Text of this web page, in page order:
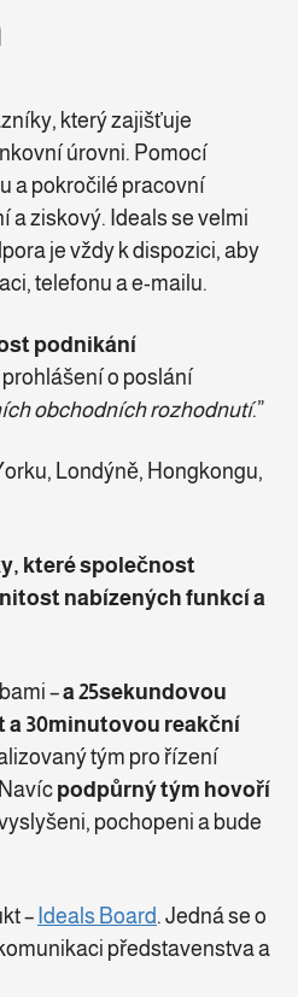
který zajišťuje
úrovni. Pomocí
a pokročilé pracovní
a ziskový. Ideals se velmi
je vždy k dispozici, aby
telefonu a e-mailu.
podnikání
o poslání
obchodních rozhodnutí.”
Londýně, Hongkongu,
které společnost
nabízených funkcí a
–a25sekundovou
a 30minutovou reakční
tým pro řízení
podpůrný tým hovoří
pochopeni a bude
– Ideals Board. Jedná se o
představenstva a